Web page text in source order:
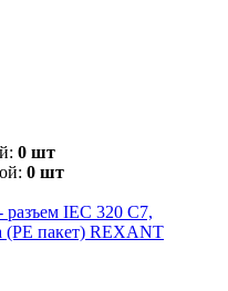
0 шт
0 шт
IEC 320 C7,
(PE пакет) REXANT